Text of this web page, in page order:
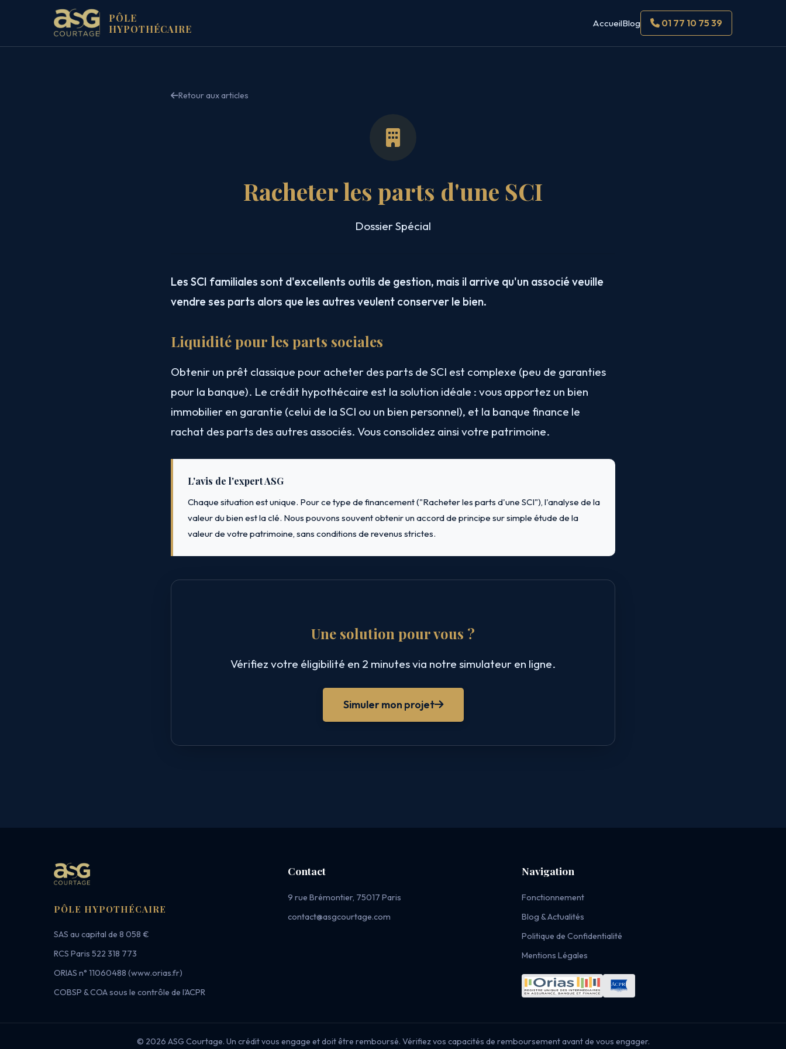
PÔLE
HYPOTHÉCAIRE
AccueilBlog 01 77 10 75 39
Retour aux articles
Racheter les parts d'une SCI
Dossier Spécial
Les SCI familiales sont d'excellents outils de gestion, mais il arrive qu'un associé veuille
vendre ses parts alors que les autres veulent conserver le bien.
Liquidité pour les parts sociales
Obtenir un prêt classique pour acheter des parts de SCI est complexe (peu de garanties
pour la banque). Le crédit hypothécaire est la solution idéale : vous apportez un bien
immobilier en garantie (celui de la SCI ou un bien personnel), et la banque finance le
rachat des parts des autres associés. Vous consolidez ainsi votre patrimoine.
L'avis de l'expert ASG
Chaque situation est unique. Pour ce type de financement ("Racheter les parts d'une SCI"), l'analyse de la
valeur du bien est la clé. Nous pouvons souvent obtenir un accord de principe sur simple étude de la
valeur de votre patrimoine, sans conditions de revenus strictes.
Une solution pour vous ?
Vérifiez votre éligibilité en 2 minutes via notre simulateur en ligne.
Simuler mon projet
PÔLE HYPOTHÉCAIRE
SAS au capital de 8 058 €
RCS Paris 522 318 773
ORIAS n° 11060488 (www.orias.fr)
COBSP & COA sous le contrôle de l'ACPR
Contact
9 rue Brémontier, 75017 Paris
contact@asgcourtage.com
Navigation
Fonctionnement
Blog & Actualités
Politique de Confidentialité
Mentions Légales
© 2026 ASG Courtage. Un crédit vous engage et doit être remboursé. Vérifiez vos capacités de remboursement avant de vous engager.